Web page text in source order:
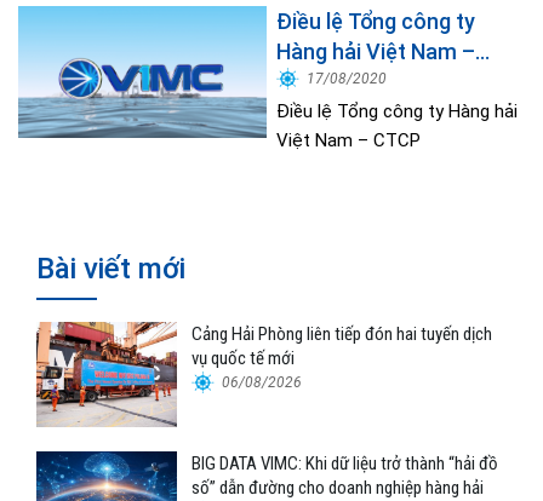
Điều lệ Tổng công ty
Hàng hải Việt Nam –
CTCP17/08/2020
Điều lệ Tổng công ty Hàng hải
Việt Nam – CTCP
Bài viết mới
Cảng Hải Phòng liên tiếp đón hai tuyến dịch
vụ quốc tế mới
06/08/2026
BIG DATA VIMC: Khi dữ liệu trở thành “hải đồ
số” dẫn đường cho doanh nghiệp hàng hải